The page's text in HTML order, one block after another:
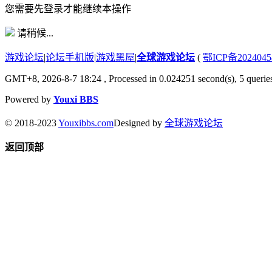
您需要先登录才能继续本操作
请稍候...
游戏论坛|论坛手机版|游戏黑屋|全球游戏论坛 ( 鄂ICP备
GMT+8, 2026-8-7 18:24 , Processed in 0.024251 second(s), 5
Powered by Youxi BBS
© 2018-2023Youxibbs.comDesigned by 全球游戏论坛
返回顶部